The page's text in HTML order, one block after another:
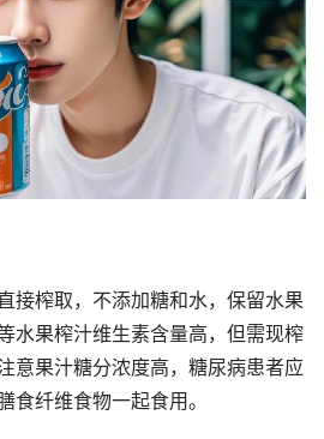
接榨取，不添加糖和水，保留水果
水果榨汁维生素含量高，但需现榨
意果汁糖分浓度高，糖尿病患者应
食纤维食物一起食用。